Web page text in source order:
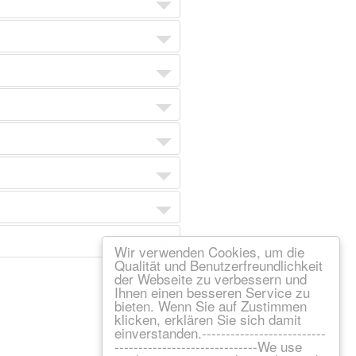
Wir verwenden Cookies, um die
Qualität und Benutzerfreundlichkeit
der Webseite zu verbessern und
Ihnen einen besseren Service zu
bieten. Wenn Sie auf Zustimmen
klicken, erklären Sie sich damit
einverstanden.--------------------------
------------------------------We use